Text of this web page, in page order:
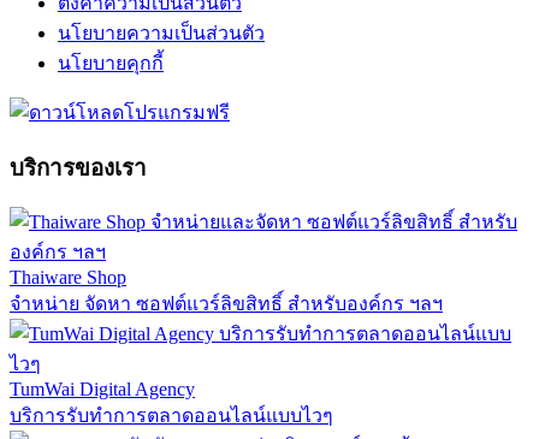
นโยบายความเป็นส่วนตัว
นโยบายคุกกี้
บริการของเรา
Thaiware Shop
จำหน่าย จัดหา ซอฟต์แวร์ลิขสิทธิ์ สำหรับองค์กร ฯลฯ
TumWai Digital Agency
บริการรับทำการตลาดออนไลน์แบบไวๆ